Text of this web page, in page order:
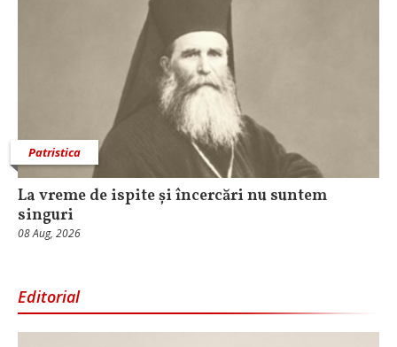
Patristica
La vreme de ispite și încercări nu suntem
singuri
08 Aug, 2026
Editorial